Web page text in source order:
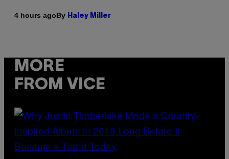
4 hours agoBy Haley Miller
MORE
FROM VICE